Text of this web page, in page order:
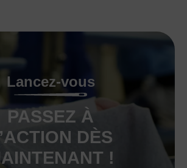
Lancez-vous
PASSEZ À
DÈS
!